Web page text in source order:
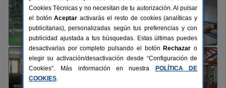
Cookies Técnicas y no necesitan de tu autorización. Al pulsar
el botónAceptar activarás el resto de cookies (analíticas y
publicitarias), personalizadas según tus preferencias y con
publicidad ajustada a tus búsquedas. Estas últimas puedes
desactivarlas por completo pulsando el botón Rechazar o
elegir su activación/desactivación desde “Configuración de
Cookies”. Más información en nuestra
POLÍTICA DE
COOKIES.